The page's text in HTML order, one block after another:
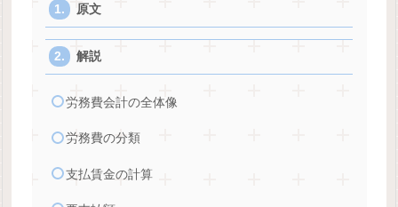
原文
解説
労務費会計の全体像
労務費の分類
支払賃金の計算